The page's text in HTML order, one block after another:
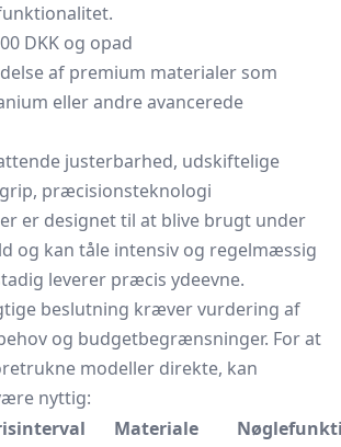
DKK og opad
af premium materialer som
eller andre avancerede
justerbarhed, udskiftelige
præcisionsteknologi
er designet til at blive brugt under
og kan tåle intensiv og regelmæssig
leverer præcis ydeevne.
beslutning kræver vurdering af
og budgetbegrænsninger. For at
modeller direkte, kan
nyttig:
Materiale